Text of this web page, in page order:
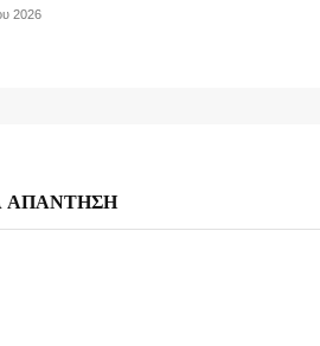
2026
ΑΠΑΝΤΗΣΗ